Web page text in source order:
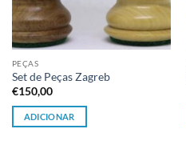
PEÇAS
Set de Peças Zagreb
€150,00
ADICIONAR